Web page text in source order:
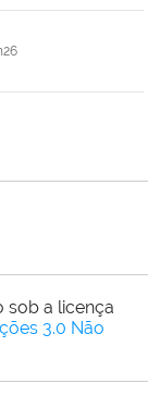
sob a licença
3.0 Não